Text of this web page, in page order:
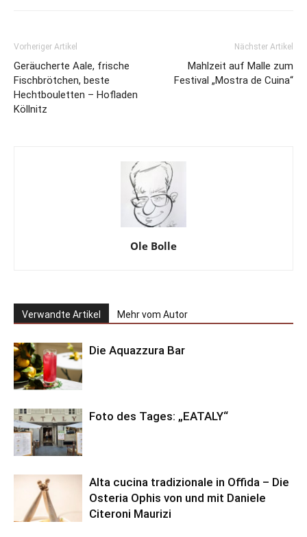
Vorheriger Artikel
Geräucherte Aale, frische
Fischbrötchen, beste
Hechtbouletten – Hofladen
Köllnitz
Nächster Artikel
Mahlzeit auf Malle zum
Festival „Mostra de Cuina“
Ole Bolle
Verwandte Artikel Mehr vom Autor
Die Aquazzura Bar
Foto des Tages: „EATALY“
Alta cucina tradizionale in Offida – Die
Osteria Ophis von und mit Daniele
Citeroni Maurizi